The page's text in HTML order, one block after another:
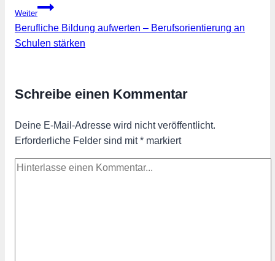
Weiter
Berufliche Bildung aufwerten – Berufsorientierung an
Schulen stärken
Schreibe einen Kommentar
Deine E-Mail-Adresse wird nicht veröffentlicht.
Erforderliche Felder sind mit* markiert